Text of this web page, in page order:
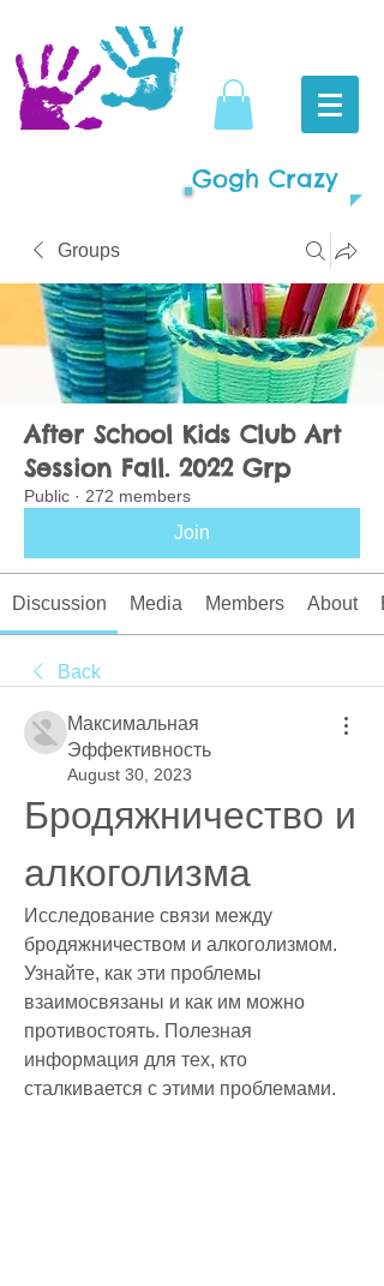
Gogh Crazy
Groups
After School Kids Club Art
Session Fall. 2022 Grp
Public · 272 members
Join
Discussion Media Members About
Back
Максимальная
Эффективность
August 30, 2023
Бродяжничество и
алкоголизма
Исследование связи между
бродяжничеством и алкоголизмом.
Узнайте, как эти проблемы
взаимосвязаны и как им можно
противостоять. Полезная
информация для тех, кто
сталкивается с этими проблемами.